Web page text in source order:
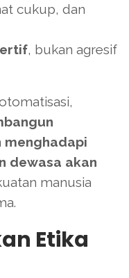
cukup, dan
, bukan agresif
menghadapi
dewasa akan
manusia
Etika